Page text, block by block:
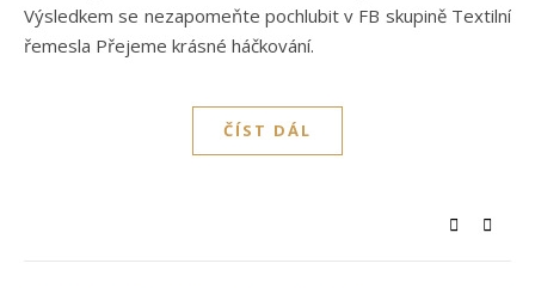
Výsledkem se nezapomeňte pochlubit v FB skupině Textilní
řemesla Přejeme krásné háčkování.
ČÍST DÁL